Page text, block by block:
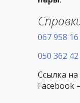
067 958 16
050 362 42
Ссылка
Facebook –